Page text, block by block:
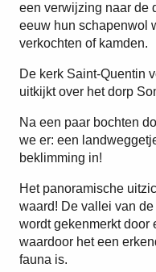
een verwijzing naar de
eeuw hun schapenwol
verkochten of kamden.
De kerk Saint-Quentin
uitkijkt over het dorp
Na een paar bochten
we er: een
beklimming in!
Het panoramische
waard! De vallei van
wordt gekenmerkt door
waardoor het een
fauna is.